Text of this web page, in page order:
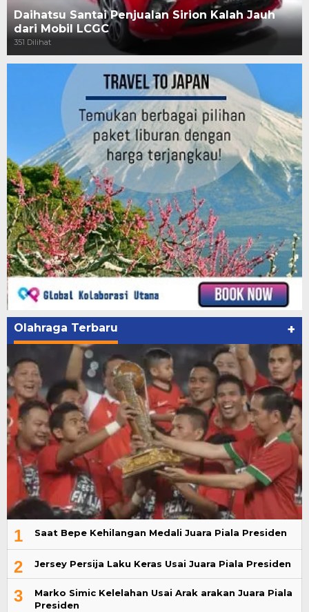
Daihatsu Santai Penjualan Sirion Kalah Jauh
dari Mobil LCGC
351 Dilihat
Olahraga Terbaru +
1 Saat Bepe Kehilangan Medali Juara Piala Presiden
2 Jersey Persija Laku Keras Usai Juara Piala Presiden
3
Marko Simic Kelelahan Usai Arak arakan Juara Piala
Presiden